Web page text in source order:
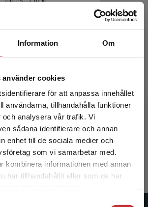
Information Om
använder cookies
för att anpassa innehållet
användarna, tillhandahålla funktioner
och analysera vår trafik. Vi
sådana identifierare och annan
enhet till de sociala medier och
som vi samarbetar med.
kombinera informationen med annan
har tillhandahållit eller som de har
fraktregion
att du besöker
via en enhet utanför Sverige.
leveranser utanför Sverige. För
sjukdomar
G - Gahrton, G (red.)
krinkl. moms
moms: 528 kr